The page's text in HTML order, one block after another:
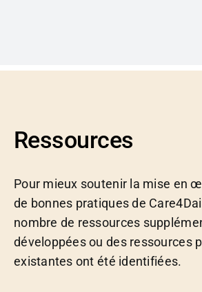
Ressources
Pour mieux soutenir la mise en
de bonnes pratiques de
nombre de ressources
développées ou des ressources
existantes ont été identifiées.